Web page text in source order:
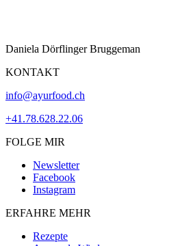
Daniela Dörflinger Bruggeman
KONTAKT
info@ayurfood.ch
+41.78.628.22.06
FOLGE MIR
Newsletter
Facebook
Instagram
ERFAHRE MEHR
Rezepte